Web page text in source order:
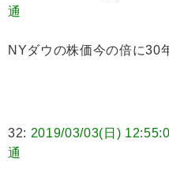
通
NYダウの株価今の倍に30
32: 2019/03/03(日)
通